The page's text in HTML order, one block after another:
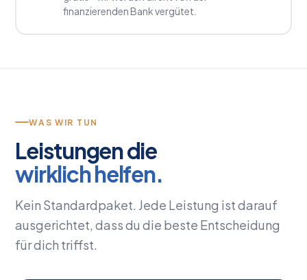
finanzierenden Bank vergütet.
WAS WIR TUN
Leistungen die
wirklich helfen.
Kein Standardpaket. Jede Leistung ist darauf
ausgerichtet, dass du die beste Entscheidung
für dich triffst.